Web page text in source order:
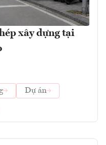
xây dựng tại
Dự án